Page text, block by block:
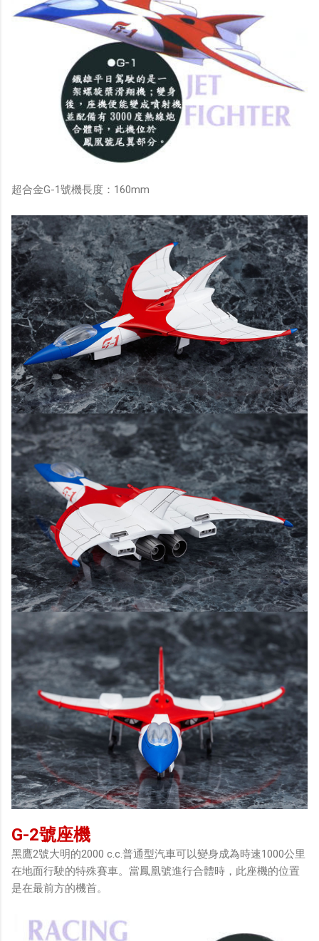
超合金G-1號機長度：160mm
G-2號座機
黑鷹2號大明的2000 c.c.普通型汽車可以變身成為時速1000公里
在地面行駛的特殊賽車。當鳳凰號進行合體時，此座機的位置
是在最前方的機首。